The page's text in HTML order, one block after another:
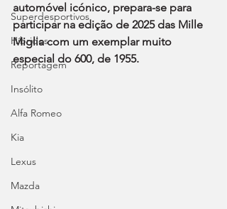
Superdesportivos
Híbridos
Reportagem
Insólito
Alfa Romeo
Kia
Lexus
Mazda
automóvel icónico, prepara-se para
participar na edição de 2025 das Mille
Miglia com um exemplar muito
especial do 600, de 1955.